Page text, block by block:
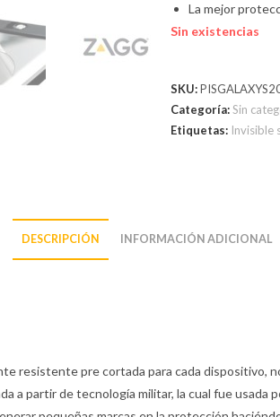
La mejor
Sin existencias
SKU:
Categoría:Sin
Etiquetas: Invisible
DESCRIPCIÓN INFORMACIÓN ADICIONAL
resistente pre cortada para cada dispositivo,
a partir de tecnología militar, la cual fue